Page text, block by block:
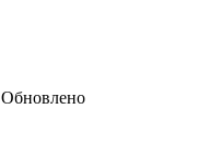
Обновлено